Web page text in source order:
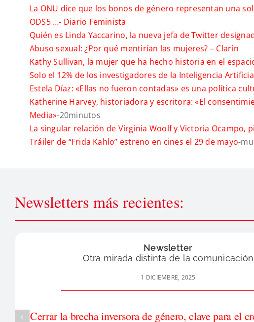
La ONU dice que los bonos de género representan una
ODS5 …- Diario Feminista
Quién es Linda Yaccarino, la nueva jefa de Twitter
Abuso sexual: ¿Por qué mentirían las mujeres? – Clarín
Kathy Sullivan, la mujer que ha hecho historia en el
Solo el 12% de los investigadores de la Inteligencia
Estela Díaz: «Ellas no fueron contadas» es una política
Katherine Harvey, historiadora y escritora: «El
Media»-20minutos
La singular relación de Virginia Woolf y Victoria Ocampo,
Tráiler de “Frida Kahlo” estreno en cines el 29 de mayo-
Newsletters más recientes:
Newsletter
Otra mirada distinta de la comunicación
1 DICIEMBRE, 2025
Cerrar la brecha inversora de género, clave para el